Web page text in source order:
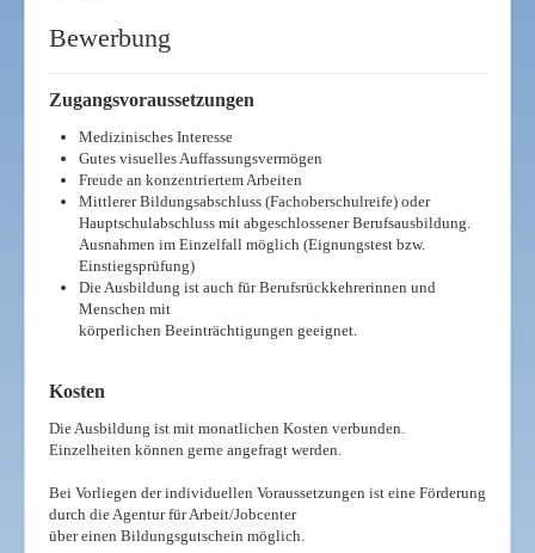
Bewerbung
Zugangsvoraussetzungen
Medizinisches Interesse
Gutes visuelles Auffassungsvermögen
Freude an konzentriertem Arbeiten
Mittlerer Bildungsabschluss (Fachoberschulreife) oder
Hauptschulabschluss mit abgeschlossener Berufsausbildung.
Ausnahmen im Einzelfall möglich (Eignungstest bzw.
Einstiegsprüfung)
Die Ausbildung ist auch für Berufsrückkehrerinnen und
Menschen mit
körperlichen Beeinträchtigungen geeignet.
Kosten
Die Ausbildung ist mit monatlichen Kosten verbunden.
Einzelheiten können gerne angefragt werden.
Bei Vorliegen der individuellen Voraussetzungen ist eine Förderung
durch die Agentur für Arbeit/Jobcenter
über einen Bildungsgutschein möglich.